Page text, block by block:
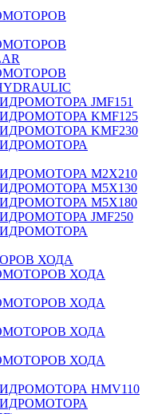
JMF151
KMF125
KMF230
M2X210
M5X130
M5X180
JMF250
ХОДА
ХОДА
ХОДА
ХОДА
ХОДА
HMV110